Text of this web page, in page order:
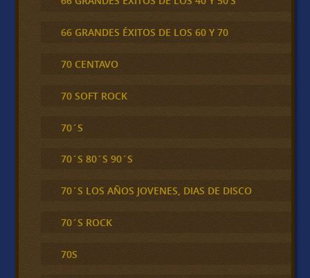
66 GRANDES ÉXITOS DE LOS 60 Y 70
70 CENTAVO
70 SOFT ROCK
70´S
70´S 80´S 90´S
70´S LOS AÑOS JOVENES, DIAS DE DISCO
70´S ROCK
70S